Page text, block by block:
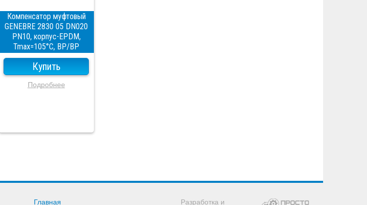
Компенсатор муфтовый
GENEBRE 2830 05 DN020
PN10, корпус-EPDM,
Tmax=105°C, ВР/ВР
Купить
Подробнее
Главная Разработка и